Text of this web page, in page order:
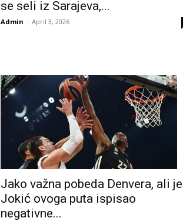
se seli iz Sarajeva,...
Admin - April 3, 2026
Jako važna pobeda Denvera, ali je
Jokić ovoga puta ispisao
negativne...